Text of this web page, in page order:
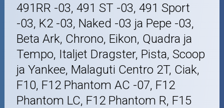
491RR -03, 491 ST -03, 491 Sport
-03, K2 -03, Naked -03 ja Pepe -03,
Beta Ark, Chrono, Eikon, Quadra ja
Tempo, Italjet Dragster, Pista, Scoop
ja Yankee, Malaguti Centro 2T, Ciak,
F10, F12 Phantom AC -07, F12
Phantom LC, F12 Phantom R, F15